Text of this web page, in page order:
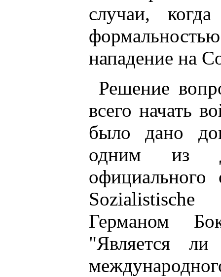
случаи,
нападение на
Решение
всего начать
было дано
одним из
официального
Германом
"Является